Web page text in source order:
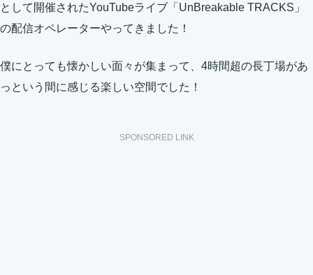
として開催されたYouTubeライブ「UnBreakable TRACKS」
の配信オペレーターやってきました！
僕にとっても懐かしい面々が集まって、4時間超の長丁場があ
っという間に感じる楽しい空間でした！
SPONSORED LINK